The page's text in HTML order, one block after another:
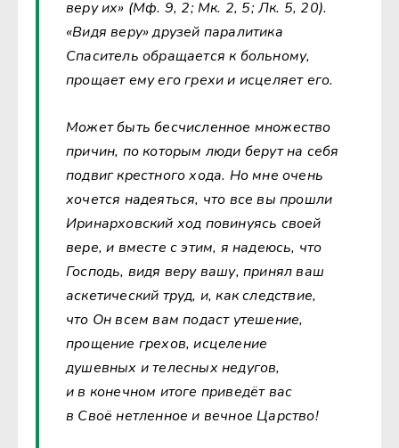
веру их» (Мф. 9, 2; Мк. 2, 5; Лк. 5, 20).
«Видя веру» друзей паралитика
Спаситель обращается к больному,
прощает ему его грехи и исцеляет его.
Может быть бесчисленное множество
причин, по которым люди берут на себя
подвиг крестного хода. Но мне очень
хочется надеяться, что все вы прошли
Иринарховский ход повинуясь своей
вере, и вместе с этим, я надеюсь, что
Господь, видя веру вашу, принял ваш
аскетический труд, и, как следствие,
что Он всем вам подаст утешение,
прощение грехов, исцеление
душевных и телесных недугов,
и в конечном итоге приведёт вас
в Своё нетленное и вечное Царство!